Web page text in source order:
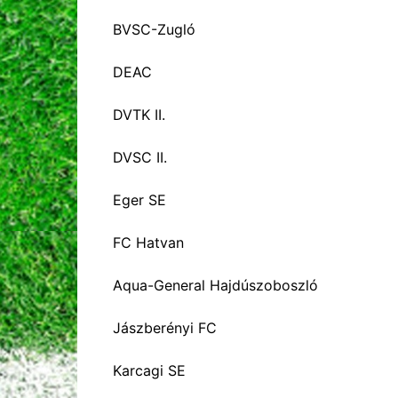
BVSC-Zugló
DEAC
DVTK II.
DVSC II.
Eger SE
FC Hatvan
Aqua-General Hajdúszoboszló
Jászberényi FC
Karcagi SE